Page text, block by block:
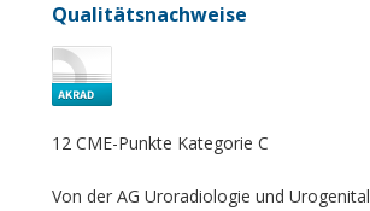
Qualitätsnachweise
12 CME-Punkte Kategorie C
Von der AG Uroradiologie und